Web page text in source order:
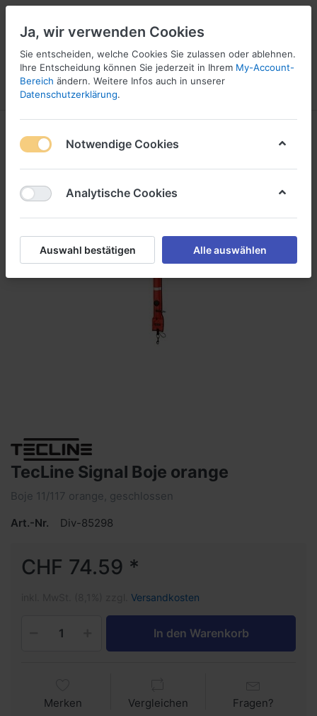
Menü Anmelden
16
TecLine Signal Boje orange
Boje 11/117 orange, geschlossen
Art.-Nr.
Div-85298
CHF 74.59 *
Versandkosten
In den Warenkorb
Merken Vergleichen Fragen?
Ja, wir verwenden Cookies
Sie entscheiden, welche Cookies Sie zulassen oder ablehnen.
Ihre Entscheidung können Sie jederzeit in Ihrem My-Account-
Bereich ändern. Weitere Infos auch in unserer
Datenschutzerklärung.
Notwendige Cookies
Analytische Cookies
Auswahl bestätigen Alle auswählen